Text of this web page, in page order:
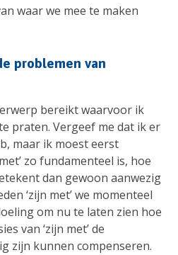
waar we mee te maken
problemen van
bereikt waarvoor ik
praten. Vergeef me dat ik er
maar ik moest eerst
zo fundamenteel is, hoe
dan gewoon aanwezig
‘zijn met’ we momenteel
om nu te laten zien hoe
van ‘zijn met’ de
zijn kunnen compenseren.